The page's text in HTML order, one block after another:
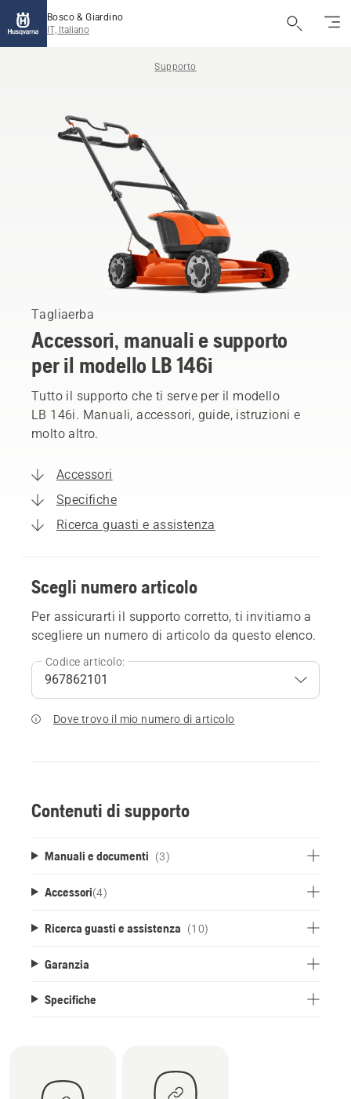
Bosco & Giardino
IT, Italiano
Supporto
Tagliaerba
Accessori, manuali e supporto
per il modello LB 146i
Tutto il supporto che ti serve per il modello
LB 146i. Manuali, accessori, guide, istruzioni e
molto altro.
Accessori
Specifiche
Ricerca guasti e assistenza
Scegli numero articolo
Per assicurarti il supporto corretto, ti invitiamo a
scegliere un numero di articolo da questo elenco.
Codice articolo:
Dove trovo il mio numero di articolo
Contenuti di supporto
Manuali e documenti (3)
Accessori(4)
Ricerca guasti e assistenza (10)
Garanzia
Specifiche